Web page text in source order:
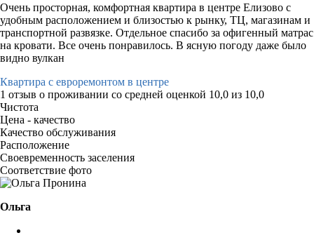
Очень просторная, комфортная квартира в центре Елизово с
удобным расположением и близостью к рынку, ТЦ, магазинам и
транспортной развязке. Отдельное спасибо за офигенный матрас
на кровати. Все очень понравилось. В ясную погоду даже было
видно вулкан
Квартира с евроремонтом в центре
1 отзыв о проживании со средней оценкой 10,0 из 10,0
Чистота
Цена - качество
Качество обслуживания
Расположение
Своевременность заселения
Соответствие фото
Ольга